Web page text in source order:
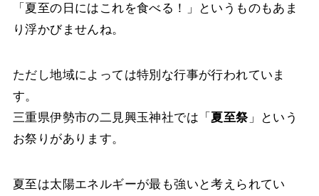
「夏至の日にはこれを食べる！」というものもあま
り浮かびませんね。
ただし地域によっては特別な行事が行われていま
す。
三重県伊勢市の二見興玉神社では「夏至祭」という
お祭りがあります。
夏至は太陽エネルギーが最も強いと考えられてい